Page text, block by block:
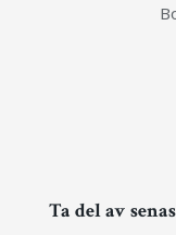
Ta del av